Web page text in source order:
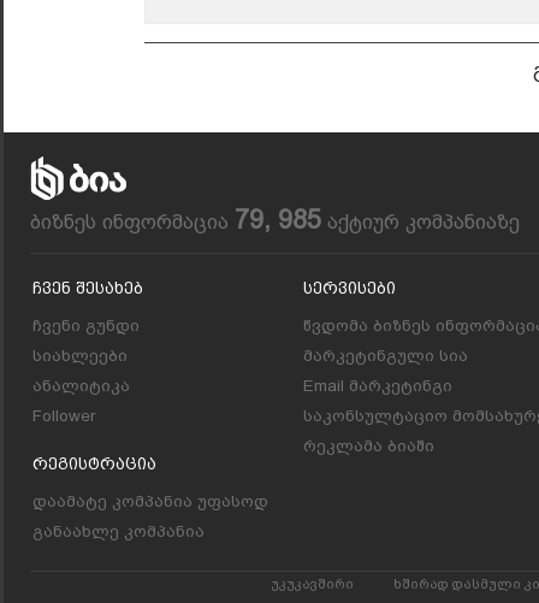
ბიზნეს ინფორმაცია 79, 985 აქტიურ კომპანიაზე
Ჩვენ Შესახებ
ჩვენი გუნდი
სიახლეები
ანალიტიკა
Follower
Რეგისტრაცია
დაამატე კომპანია უფასოდ
განაახლე კომპანია
Სერვისები
წვდომა ბიზნეს
მარკეტინგული სია
Email მარკეტინგი
საკონსულტაციო
რეკლამა ბიაში
უკუკავშირი ხშირად დასმული